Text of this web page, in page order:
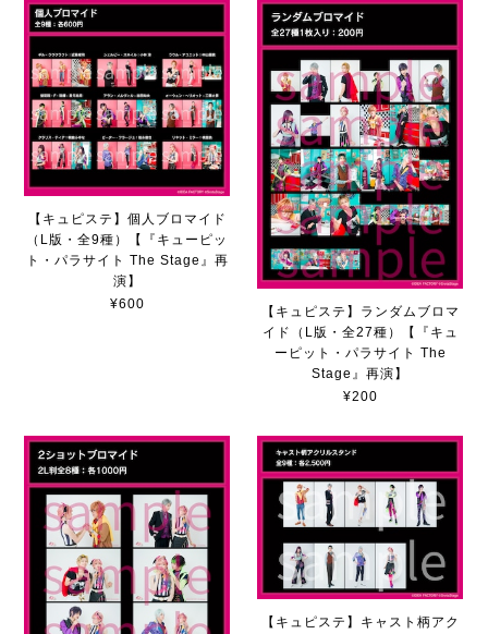
【キュピステ】個人ブロマイド
（L版・全9種）【『キューピッ
ト・パラサイト The Stage』再
演】
¥600
【キュピステ】ランダムブロマ
イド（L版・全27種）【『キュ
ーピット・パラサイト The
Stage』再演】
¥200
【キュピステ】キャスト柄アク